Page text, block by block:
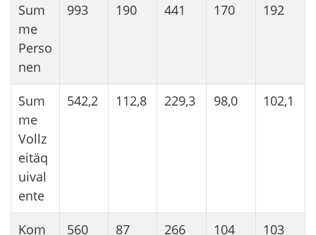
Sum
me
Perso
nen
993 190 441 170 192
Sum
me
Vollz
eitäq
uival
ente
542,2 112,8 229,3 98,0 102,1
Kom 560 87 266 104 103